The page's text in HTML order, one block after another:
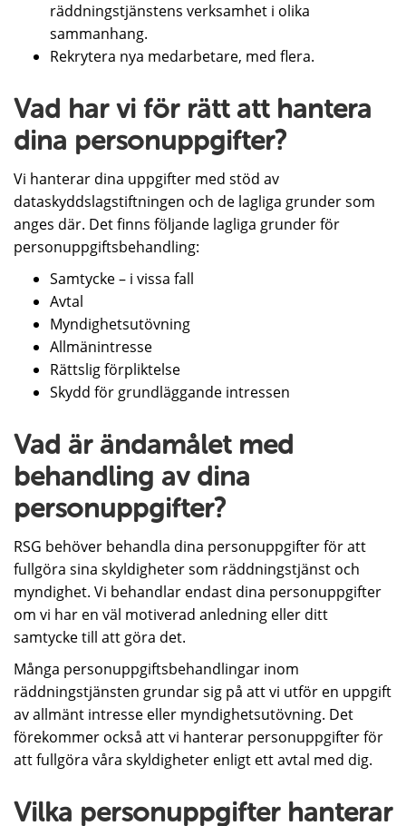
räddningstjänstens verksamhet i olika
sammanhang.
Rekrytera nya medarbetare, med flera.
Vad har vi för rätt att hantera
dina personuppgifter?
Vi hanterar dina uppgifter med stöd av
dataskyddslagstiftningen och de lagliga grunder som
anges där. Det finns följande lagliga grunder för
personuppgiftsbehandling:
Samtycke – i vissa fall
Avtal
Myndighetsutövning
Allmänintresse
Rättslig förpliktelse
Skydd för grundläggande intressen
Vad är ändamålet med
behandling av dina
personuppgifter?
RSG behöver behandla dina personuppgifter för att
fullgöra sina skyldigheter som räddningstjänst och
myndighet. Vi behandlar endast dina personuppgifter
om vi har en väl motiverad anledning eller ditt
samtycke till att göra det.
Många personuppgiftsbehandlingar inom
räddningstjänsten grundar sig på att vi utför en uppgift
av allmänt intresse eller myndighetsutövning. Det
förekommer också att vi hanterar personuppgifter för
att fullgöra våra skyldigheter enligt ett avtal med dig.
Vilka personuppgifter hanterar